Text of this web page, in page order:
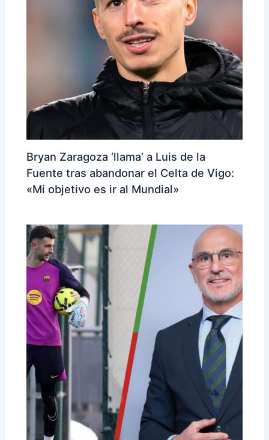
Bryan Zaragoza ‘llama’ a Luis de la
Fuente tras abandonar el Celta de Vigo:
«Mi objetivo es ir al Mundial»